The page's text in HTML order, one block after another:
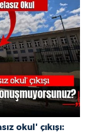
okul' çıkışı: